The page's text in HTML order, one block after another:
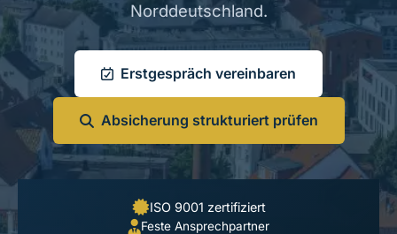
Norddeutschland.
Erstgespräch vereinbaren
Absicherung strukturiert prüfen
ISO 9001 zertifiziert
Feste Ansprechpartner